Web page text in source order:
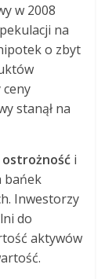
w 2008
na
o zbyt
ceny
stanął na
ostrożność i
bańek
Inwestorzy
do
aktywów